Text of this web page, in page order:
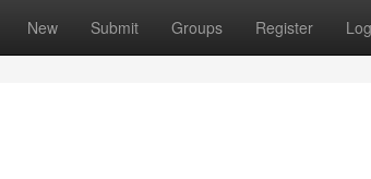
New Submit Groups Register